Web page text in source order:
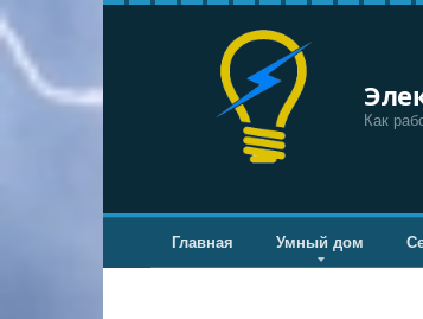
Перейти
к
контенту
Как
Главная Умный дом